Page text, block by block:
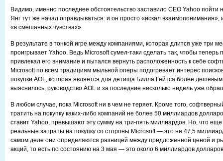
Видимо, именно последнее обстоятельство заставило CEO Yahoo
Янг тут же начал оправдываться: и он просто «искал взаимопонимания»,
«в смешанных чувствах».
В результате в тонкой игре между компаниями, которая длится уже три
проигрывает Yahoo. Ведь Microsoft сумел-таки сделать так, чтобы теперь
привлекал его внимание и пытался вернуть расположенность к себе
Microsoft по всем традициям мыльной оперы подогревает интерес
покупки AOL, которая является для детища Билла Гейтса более дешевым
выяснилось, руководство AOL и за последние несколько недель уже
В любом случае, пока Microsoft ни в чем не теряет. Кроме того,
тратить на покупку каких-либо компаний не более 50 миллиардов
ставит Yahoo, превышают эту сумму на три-пять миллиардов. Но, что
реальные затраты на покупку со стороны Microsoft — это не 47,5
самом деле они определяются разницей между предложенной ценой и
акций, то есть по состоянию на 3 мая — это около 6 миллиардов